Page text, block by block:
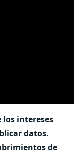
los intereses
datos.
de